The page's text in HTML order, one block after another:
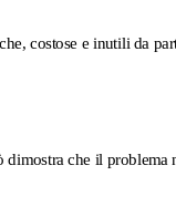
costose e inutili da
che il